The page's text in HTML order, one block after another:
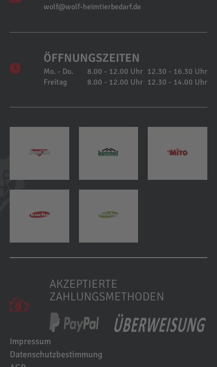
wolf@wolf-heimtierbedarf.de
ÖFFNUNGSZEITEN
Mo. - Do. 8.00 - 12.00 Uhr 12.30 - 16.30 Uhr
Freitag
8.00 - 12.00 Uhr 12.30 - 14.00 Uhr
AKZEPTIERTE
ZAHLUNGSMETHODEN
Impressum
Datenschutzbestimmung